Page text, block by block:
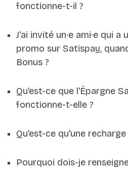
fonctionne-t-il ?
J'ai invité un·e ami·e qui
promo sur Satispay,
Bonus ?
Qu'est-ce que l'Épargne
fonctionne-t-elle ?
Qu'est-ce qu'une
Pourquoi dois-je